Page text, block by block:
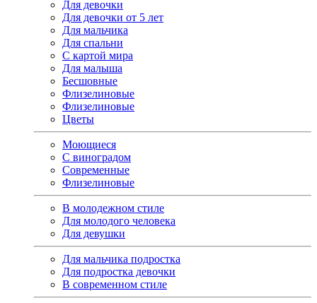
Для девочки
Для девочки от 5 лет
Для мальчика
Для спальни
С картой мира
Для малыша
Бесшовные
Флизелиновые
Флизелиновые
Цветы
Моющиеся
С виноградом
Современные
Флизелиновые
В молодежном стиле
Для молодого человека
Для девушки
Для мальчика подростка
Для подростка девочки
В современном стиле